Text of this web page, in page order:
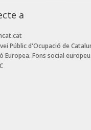
a
Públic d'Ocupació de
Europea. Fons social europeu.